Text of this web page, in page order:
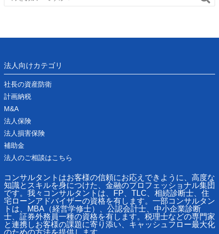
法人向けカテゴリ
社長の資産防衛
計画納税
M&A
法人保険
法人損害保険
補助金
法人のご相談はこちら
コンサルタントはお客様の信頼にお応えできように、高度な
知識とスキルを身につけた、金融のプロフェッショナル集団
です。我々コンサルタントは、FP、TLC、相続診断士、住
宅ローンアドバイザーの資格を有します。一部コンサルタン
トは、MBA（経営学修士）、公認会計士、中小企業診断
士、証券外務員一種の資格を有します。税理士などの専門家
と連携しお客様の課題に寄り添い、キャッシュフロー最大化
のための方法を提供します。